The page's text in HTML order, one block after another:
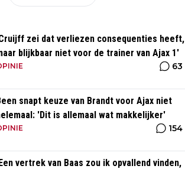
zei dat verliezen consequenties heeft,
blijkbaar niet voor de trainer van Ajax 1'
63
snapt keuze van Brandt voor Ajax niet
'Dit is allemaal wat makkelijker'
154
vertrek van Baas zou ik opvallend vinden,